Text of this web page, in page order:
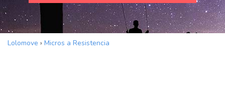
Lolomove › Micros a Resistencia